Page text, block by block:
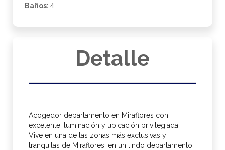
Baños:4
Detalle
Acogedor departamento en Miraflores con
excelente iluminación y ubicación privilegiada
Vive en una de las zonas más exclusivas y
tranquilas de Miraflores, en un lindo departamento